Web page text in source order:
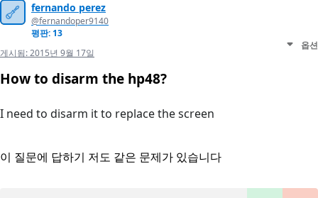
fernando perez
@fernandoper9140
평판: 13
게시됨:2015년 9월 17일
옵션
How to disarm the hp48?
I need to disarm it to replace the screen
이 질문에 답하기 저도 같은 문제가 있습니다